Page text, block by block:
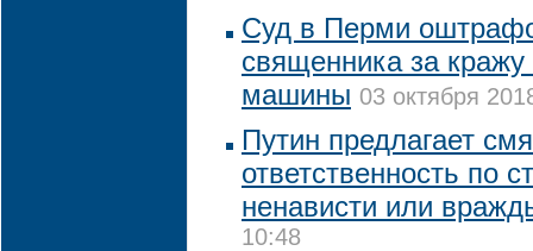
Суд в Перми
священника за кражу
машины 03 октября
Путин предлагает
ответственность по
ненависти или
10:48